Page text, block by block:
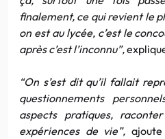
finalement, ce qui revient le
on est au lycée, c’est le
après c’est l’inconnu”,
“On s’est dit qu’il fallait
questionnements
aspects pratiques,
expériences de vie”,